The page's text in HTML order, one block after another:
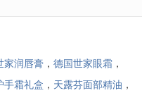
家润唇膏 ， 德国世家眼霜 ，
手霜礼盒 ， 天露芬面部精油 ，